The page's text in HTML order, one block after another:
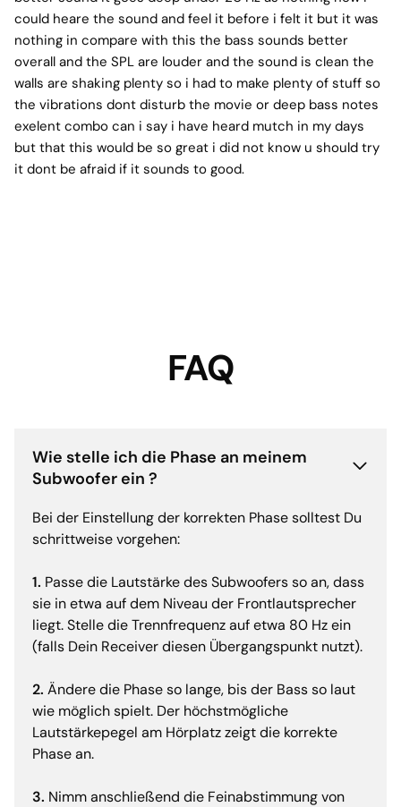
could heare the sound and feel it before i felt it but it was
nothing in compare with this the bass sounds better
overall and the SPL are louder and the sound is clean the
walls are shaking plenty so i had to make plenty of stuff so
the vibrations dont disturb the movie or deep bass notes
exelent combo can i say i have heard mutch in my days
but that this would be so great i did not know u should try
it dont be afraid if it sounds to good.
FAQ
Wie stelle ich die Phase an meinem
Subwoofer ein ?
Bei der Einstellung der korrekten Phase solltest Du
schrittweise vorgehen:
1. Passe die Lautstärke des Subwoofers so an, dass
sie in etwa auf dem Niveau der Frontlautsprecher
liegt. Stelle die Trennfrequenz auf etwa 80 Hz ein
(falls Dein Receiver diesen Übergangspunkt nutzt).
2. Ändere die Phase so lange, bis der Bass so laut
wie möglich spielt. Der höchstmögliche
Lautstärkepegel am Hörplatz zeigt die korrekte
Phase an.
3. Nimm anschließend die Feinabstimmung von